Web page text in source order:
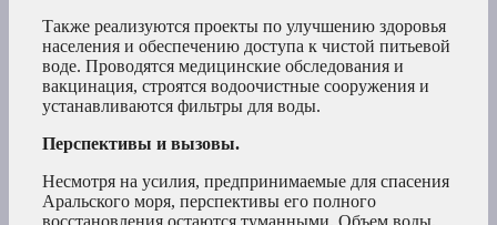
Также реализуются проекты по улучшению здоровья
населения и обеспечению доступа к чистой питьевой
воде. Проводятся медицинские обследования и
вакцинация, строятся водоочистные сооружения и
устанавливаются фильтры для воды.
Перспективы и вызовы.
Несмотря на усилия, предпринимаемые для спасения
Аральского моря, перспективы его полного